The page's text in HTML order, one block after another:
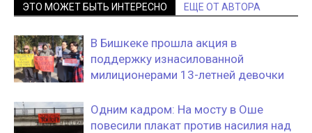
ЭТО МОЖЕТ БЫТЬ ИНТЕРЕСНО ЕЩЕ ОТ АВТОРА
В Бишкеке прошла акция в
поддержку изнасилованной
милиционерами 13-летней девочки
Одним кадром: На мосту в Оше
повесили плакат против насилия над